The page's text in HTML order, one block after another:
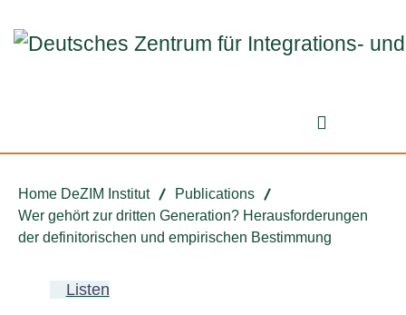
Search
Home DeZIM Institut
Publications
Wer gehört zur dritten Generation? Herausforderungen
der definitorischen und empirischen Bestimmung
Listen